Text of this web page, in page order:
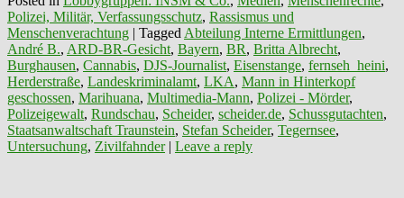
Polizei, Militär, Verfassungsschutz, Rassismus und
Menschenverachtung | Tagged Abteilung Interne Ermittlungen,
André B., ARD-BR-Gesicht, Bayern, BR, Britta Albrecht,
Burghausen, Cannabis, DJS-Journalist, Eisenstange, fernseh_heini,
Herderstraße, Landeskriminalamt, LKA, Mann in Hinterkopf
geschossen, Marihuana, Multimedia-Mann, Polizei - Mörder,
Polizeigewalt, Rundschau, Scheider, scheider.de, Schussgutachten,
Staatsanwaltschaft Traunstein, Stefan Scheider, Tegernsee,
Untersuchung, Zivilfahnder | Leave a reply